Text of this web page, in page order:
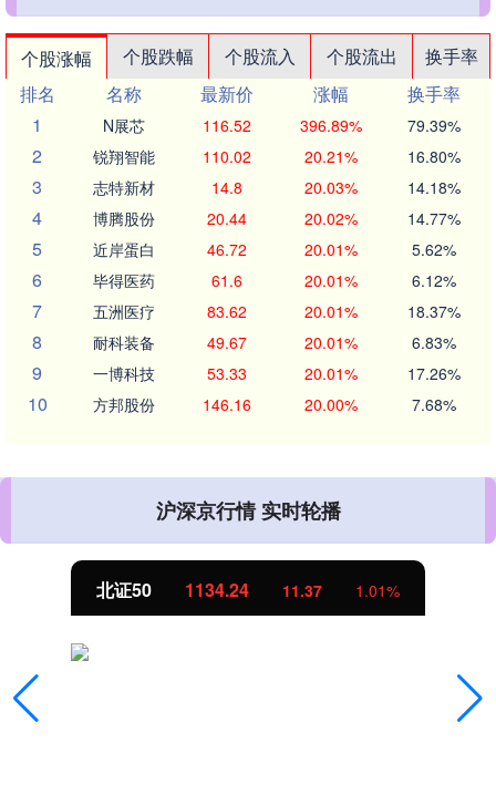
个股涨幅 个股跌幅 个股流入 个股流出
换手率
排名
名称 最新价 涨幅
换手率
1
N展芯 116.52 396.89% 79.39%
2 锐翔智能 110.02 20.21% 16.80%
3 志特新材 14.8 20.03% 14.18%
4 博腾股份 20.44 20.02% 14.77%
5 近岸蛋白 46.72 20.01% 5.62%
6 毕得医药 61.6 20.01% 6.12%
7 五洲医疗 83.62 20.01% 18.37%
8 耐科装备 49.67 20.01% 6.83%
9 一博科技 53.33 20.01% 17.26%
10 方邦股份 146.16 20.00% 7.68%
沪深京行情 实时轮播
北证50 1134.24 11.37 1.01%